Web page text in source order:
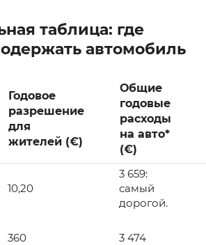
таблица: где
автомобиль
Годовое
разрешение
для
жителей (€)
Общие
годовые
расходы
на авто*
(€)
10,20
3 659:
самый
дорогой.
360 3 474